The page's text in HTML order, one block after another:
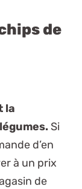
de
la
Si
d’en
à un prix
de